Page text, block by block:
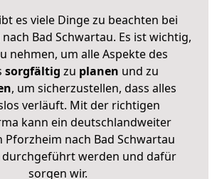
es viele Dinge zu beachten bei
Bad Schwartau. Es ist wichtig,
nehmen, um alle Aspekte des
sorgfältig zu planen und zu
, um sicherzustellen, dass alles
verläuft. Mit der richtigen
kann ein deutschlandweiter
Pforzheim nach Bad Schwartau
werden und dafür
sorgen wir.